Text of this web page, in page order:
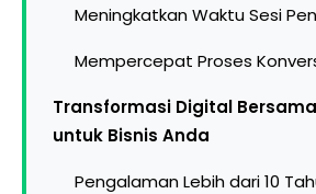
Meningkatkan Waktu Sesi
Mempercepat Proses
Transformasi Digital
untuk Bisnis Anda
Pengalaman Lebih dari 10